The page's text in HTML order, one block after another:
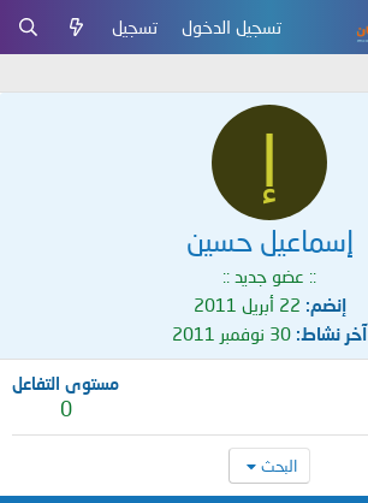
تسجيل الدخول تسجيل
إسماعيل حسين
:: عضو جديد ::
إنضم 22 أبريل 2011
آخر نشاط 30 نوفمبر 2011
مستوى التفاعل
0
البحث